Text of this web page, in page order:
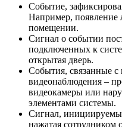
Событие,
Например, появление
помещении.
Сигнал о событии
подключенных к
открытая дверь.
События, связанные
видеонаблюдения –
видеокамеры или
элементами системы.
Сигнал,
нажатая сотрудником